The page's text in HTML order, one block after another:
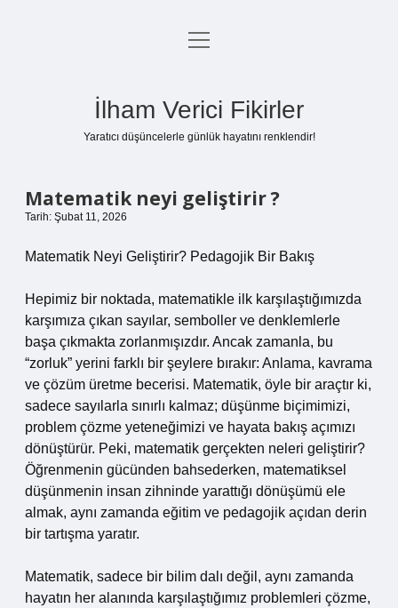
Anasayfa
menüyü
İlham Verici Fikirler
Yaratıcı düşüncelerle günlük hayatını renklendir!
Matematik neyi geliştirir ?
Tarih: Şubat 11, 2026
Matematik Neyi Geliştirir? Pedagojik Bir Bakış
Hepimiz bir noktada, matematikle ilk karşılaştığımızda
karşımıza çıkan sayılar, semboller ve denklemlerle
başa çıkmakta zorlanmışızdır. Ancak zamanla, bu
“zorluk” yerini farklı bir şeylere bırakır: Anlama, kavrama
ve çözüm üretme becerisi. Matematik, öyle bir araçtır ki,
sadece sayılarla sınırlı kalmaz; düşünme biçimimizi,
problem çözme yeteneğimizi ve hayata bakış açımızı
dönüştürür. Peki, matematik gerçekten neleri geliştirir?
Öğrenmenin gücünden bahsederken, matematiksel
düşünmenin insan zihninde yarattığı dönüşümü ele
almak, aynı zamanda eğitim ve pedagojik açıdan derin
bir tartışma yaratır.
Matematik, sadece bir bilim dalı değil, aynı zamanda
hayatın her alanında karşılaştığımız problemleri çözme,